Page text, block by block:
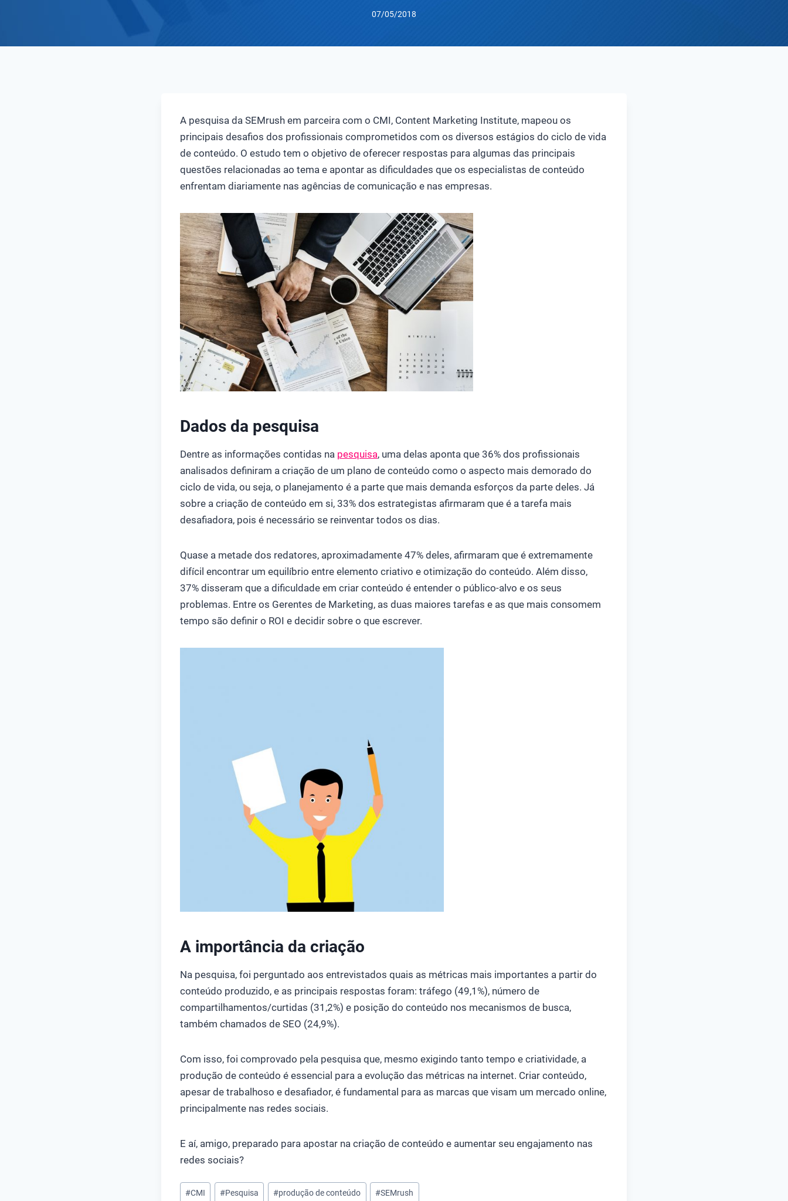
07/05/2018
A pesquisa da SEMrush em parceira com o CMI, Content Marketing Institute, mapeou os
principais desafios dos profissionais comprometidos com os diversos estágios do ciclo de vida
de conteúdo. O estudo tem o objetivo de oferecer respostas para algumas das principais
questões relacionadas ao tema e apontar as dificuldades que os especialistas de conteúdo
enfrentam diariamente nas agências de comunicação e nas empresas.
Dados da pesquisa
Dentre as informações contidas na pesquisa, uma delas aponta que 36% dos profissionais
analisados definiram a criação de um plano de conteúdo como o aspecto mais demorado do
ciclo de vida, ou seja, o planejamento é a parte que mais demanda esforços da parte deles. Já
sobre a criação de conteúdo em si, 33% dos estrategistas afirmaram que é a tarefa mais
desafiadora, pois é necessário se reinventar todos os dias.
Quase a metade dos redatores, aproximadamente 47% deles, afirmaram que é extremamente
difícil encontrar um equilíbrio entre elemento criativo e otimização do conteúdo. Além disso,
37% disseram que a dificuldade em criar conteúdo é entender o público-alvo e os seus
problemas. Entre os Gerentes de Marketing, as duas maiores tarefas e as que mais consomem
tempo são definir o ROI e decidir sobre o que escrever.
A importância da criação
Na pesquisa, foi perguntado aos entrevistados quais as métricas mais importantes a partir do
conteúdo produzido, e as principais respostas foram: tráfego (49,1%), número de
compartilhamentos/curtidas (31,2%) e posição do conteúdo nos mecanismos de busca,
também chamados de SEO (24,9%).
Com isso, foi comprovado pela pesquisa que, mesmo exigindo tanto tempo e criatividade, a
produção de conteúdo é essencial para a evolução das métricas na internet. Criar conteúdo,
apesar de trabalhoso e desafiador, é fundamental para as marcas que visam um mercado online,
principalmente nas redes sociais.
E aí, amigo, preparado para apostar na criação de conteúdo e aumentar seu engajamento nas
redes sociais?
Tags
#CMI #Pesquisa #produção de conteúdo #SEMrush